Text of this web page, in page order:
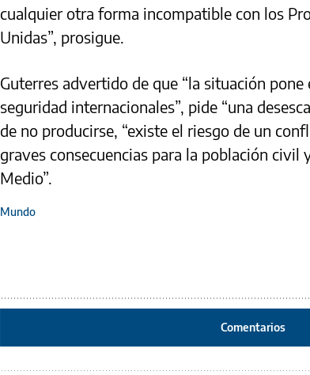
cualquier otra forma incompatible con los
Unidas”, prosigue.
Guterres advertido de que “la situación pone
seguridad internacionales”, pide “una
de no producirse, “existe el riesgo de un
graves consecuencias para la población civil
Medio”.
Mundo
Comentarios